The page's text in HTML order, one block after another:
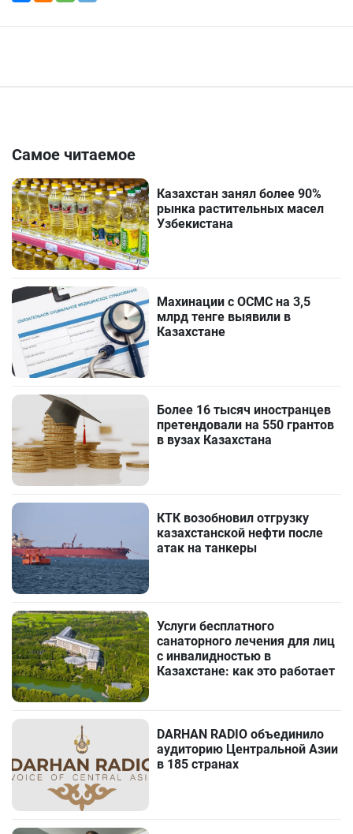
Самое читаемое
Казахстан занял более 90%
рынка растительных масел
Узбекистана
Махинации с ОСМС на 3,5
млрд тенге выявили в
Казахстане
Более 16 тысяч иностранцев
претендовали на 550 грантов
в вузах Казахстана
КТК возобновил отгрузку
казахстанской нефти после
атак на танкеры
Услуги бесплатного
санаторного лечения для лиц
с инвалидностью в
Казахстане: как это работает
DARHAN RADIO объединило
аудиторию Центральной Азии
в 185 странах